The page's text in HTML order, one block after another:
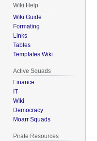
Wiki Help
Wiki Guide
Formating
Links
Tables
Templates Wiki
Active Squads
Finance
IT
Wiki
Democracy
Moarr Squads
Pirate Resources